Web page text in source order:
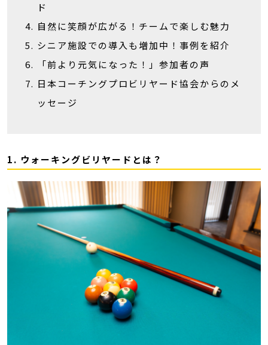
ド
自然に笑顔が広がる！チームで楽しむ魅力
シニア施設での導入も増加中！事例を紹介
「前より元気になった！」参加者の声
日本コーチングプロビリヤード協会からのメ
ッセージ
1. ウォーキングビリヤードとは？